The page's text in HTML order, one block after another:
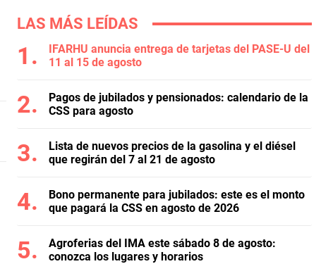
LAS MÁS LEÍDAS
IFARHU anuncia entrega de tarjetas del PASE-U del
11 al 15 de agosto
Pagos de jubilados y pensionados: calendario de la
CSS para agosto
Lista de nuevos precios de la gasolina y el diésel
que regirán del 7 al 21 de agosto
Bono permanente para jubilados: este es el monto
que pagará la CSS en agosto de 2026
Agroferias del IMA este sábado 8 de agosto:
conozca los lugares y horarios